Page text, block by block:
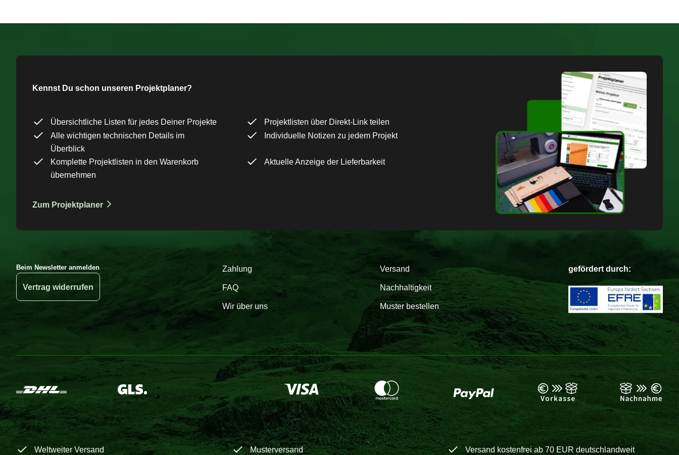
Kennst Du schon unseren Projektplaner?
Übersichtliche Listen für jedes Deiner Projekte
Projektlisten über Direkt-Link teilen
Alle wichtigen technischen Details im
Überblick
Individuelle Notizen zu jedem Projekt
Komplette Projektlisten in den Warenkorb
übernehmen
Aktuelle Anzeige der Lieferbarkeit
Zum Projektplaner
Beim Newsletter anmelden
Vertrag widerrufen
Zahlung Versand
FAQ Nachhaltigkeit
Wir über uns Muster bestellen
gefördert durch:
Weltweiter Versand Musterversand Versand kostenfrei ab 70 EUR deutschlandweit